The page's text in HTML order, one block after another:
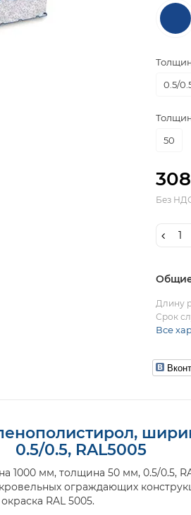
0.5/
50
Без
Общие
Длину
Срок
Все
0.5/0.5, RAL5005
1000 мм, толщина 50 мм, 0.5/0.5,
ограждающих
RAL 5005.